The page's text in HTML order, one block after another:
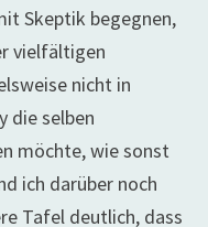
Skeptik begegnen,
vielfältigen
nicht in
die selben
möchte, wie sonst
ich darüber noch
Tafel deutlich, dass